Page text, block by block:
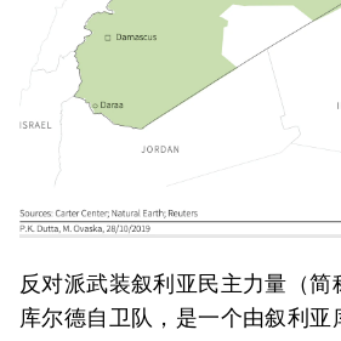
反对派武装叙利亚民主力量（简
库尔德自卫队，是一个由叙利亚